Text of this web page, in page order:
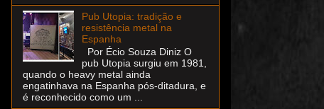
Pub Utopia: tradição e
resistência metal na
Espanha
Por Écio Souza Diniz O
pub Utopia surgiu em 1981,
quando o heavy metal ainda
engatinhava na Espanha pós-ditadura, e
é reconhecido como um ...